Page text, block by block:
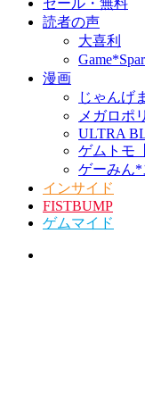
セール・無料
読者の声
大喜利
漫画
じゃんげま
メガロポ
ULTRA
ゲムトモ
ゲーみん*
インサイド
FISTBUMP
ゲムマイド